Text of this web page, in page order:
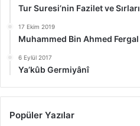
Tur Suresi’nin Fazilet ve Sırları
17 Ekim 2019
Muhammed Bin Ahmed Fergal
6 Eylül 2017
Ya’kûb Germiyânî
Popüler Yazılar